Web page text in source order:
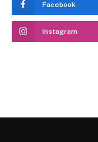
Facebook
Instagram